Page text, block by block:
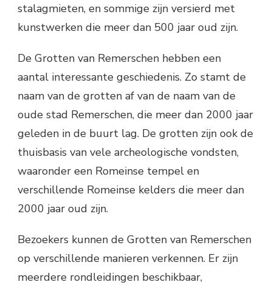
stalagmieten, en sommige zijn versierd met
kunstwerken die meer dan 500 jaar oud zijn.
De Grotten van Remerschen hebben een
aantal interessante geschiedenis. Zo stamt de
naam van de grotten af van de naam van de
oude stad Remerschen, die meer dan 2000 jaar
geleden in de buurt lag. De grotten zijn ook de
thuisbasis van vele archeologische vondsten,
waaronder een Romeinse tempel en
verschillende Romeinse kelders die meer dan
2000 jaar oud zijn.
Bezoekers kunnen de Grotten van Remerschen
op verschillende manieren verkennen. Er zijn
meerdere rondleidingen beschikbaar,